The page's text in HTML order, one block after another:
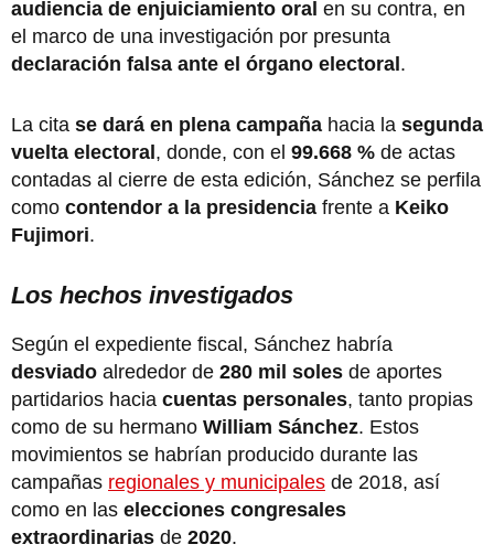
audiencia de enjuiciamiento oral en su contra, en
el marco de una investigación por presunta
declaración falsa ante el órgano electoral.
La cita se dará en plena campaña hacia la segunda
vuelta electoral, donde, con el 99.668 % de actas
contadas al cierre de esta edición, Sánchez se perfila
como contendor a la presidencia frente a Keiko
Fujimori.
Los hechos investigados
Según el expediente fiscal, Sánchez habría
desviado alrededor de 280 mil soles de aportes
partidarios hacia cuentas personales, tanto propias
como de su hermano William Sánchez. Estos
movimientos se habrían producido durante las
campañas regionales y municipales de 2018, así
como en las elecciones congresales
extraordinarias de 2020.